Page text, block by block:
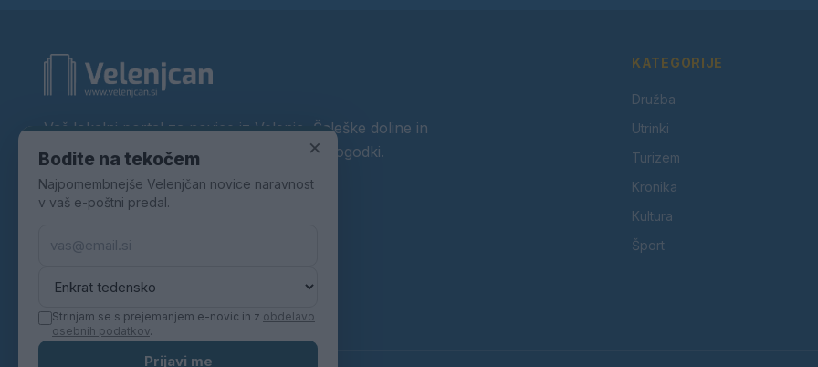
Vaš lokalni portal za novice iz Velenja, Šaleške doline in
okolice. Aktualne novice, šport, kultura, dogodki.
Povezujemo Velenje.
KATEGORIJE
Družba
Utrinki
Turizem
Kronika
Kultura
Šport
×
Bodite na tekočem
Najpomembnejše Velenjčan novice naravnost
v vaš e-poštni predal.
Strinjam se s prejemanjem e-novic in z obdelavo
osebnih podatkov.
Prijavi me